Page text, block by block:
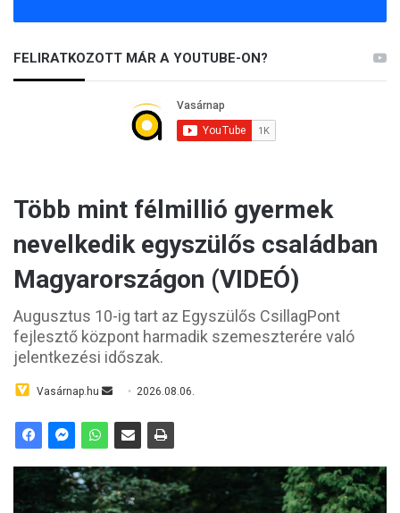
FELIRATKOZOTT MÁR A YOUTUBE-ON?